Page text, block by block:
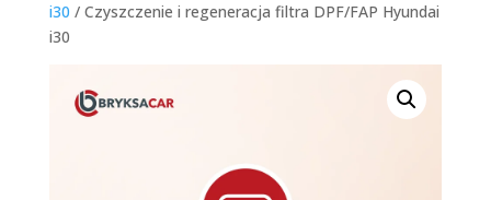
i30 / Czyszczenie i regeneracja filtra DPF/FAP Hyundai
i30